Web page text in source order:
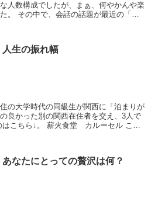
人数構成でしたが、まぁ、何やかんや楽
の「若
人生の振れ幅
の大学時代の同級生が関西に「泊まりが
良かった別の関西在住者を交え、3人で
あなたにとっての贅沢は何？